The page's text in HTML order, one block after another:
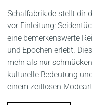
Schalfabrik.de stellt dir
vor Einleitung:
eine bemerkenswerte
und Epochen erlebt.
mehr als nur
kulturelle Bedeutung
einem zeitlosen